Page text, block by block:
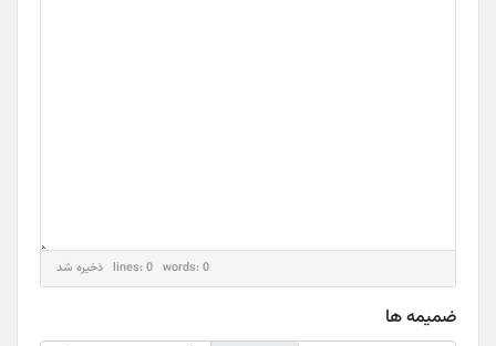
lines: 0 words: 0 ذخیره شد
ضمیمه ها